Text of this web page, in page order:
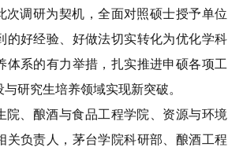
次调研为契机，全面对照硕士授予单位
的好经验 、好做法切实转化为优化学科
体系的有力举措， 扎实推进申硕各项工
与研究生培养领域实现新突破。
院、酿酒与食品工程学院
资源与环境
关负责人，茅台学院科研部、酿酒工程